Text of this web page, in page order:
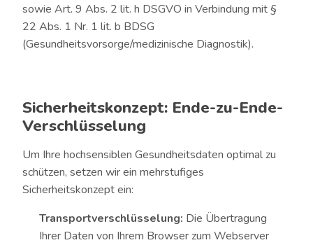
sowie Art. 9 Abs. 2 lit. h DSGVO in Verbindung mit §
22 Abs. 1 Nr. 1 lit. b BDSG
(Gesundheitsvorsorge/medizinische Diagnostik).
Sicherheitskonzept: Ende-zu-Ende-
Verschlüsselung
Um Ihre hochsensiblen Gesundheitsdaten optimal zu
schützen, setzen wir ein mehrstufiges
Sicherheitskonzept ein:
Transportverschlüsselung: Die Übertragung
Ihrer Daten von Ihrem Browser zum Webserver